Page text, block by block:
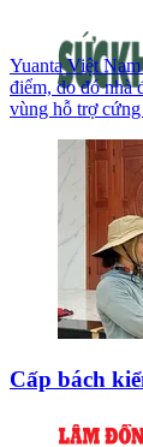
Yuanta Việt
điểm, do đó nhà
vùng hỗ trợ
Cấp bách